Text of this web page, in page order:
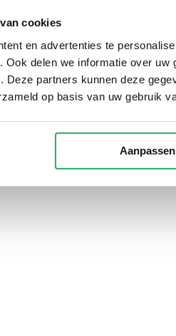
cookies
en advertenties te
Ook delen we informatie over
Deze partners kunnen deze
op basis van uw gebruik
Aanpassen
'm!
B-Kogel (25 mm)
Basis Vierkant 63,5 x
(0)
Niet op voorraad